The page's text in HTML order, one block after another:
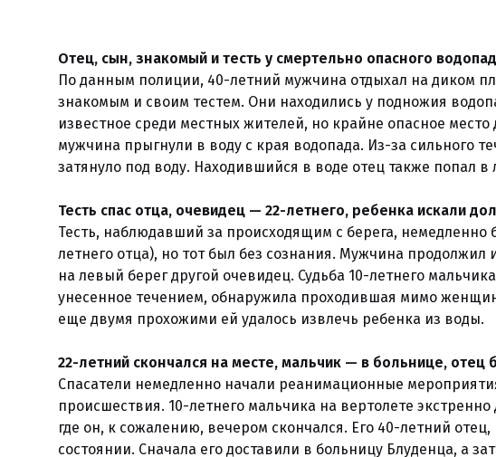
Отец, сын, знакомый и тесть у смертельно опасного
По данным полиции, 40-летний мужчина отдыхал на диком
знакомым и своим тестем. Они находились у подножия
известное среди местных жителей, но крайне опасное
мужчина прыгнули в воду с края водопада. Из-за сильного
затянуло под воду. Находившийся в воде отец также попал в
Тесть спас отца, очевидец — 22-летнего, ребенка искали
Тесть, наблюдавший за происходящим с берега, немедленно
летнего отца), но тот был без сознания. Мужчина
на левый берег другой очевидец. Судьба 10-летнего
унесенное течением, обнаружила проходившая мимо
еще двумя прохожими ей удалось извлечь ребенка из воды.
22-летний скончался на месте, мальчик — в больнице, отец
Спасатели немедленно начали реанимационные
происшествия. 10-летнего мальчика на вертолете
где он, к сожалению, вечером скончался. Его 40-летний
состоянии. Сначала его доставили в больницу Блуденца, а